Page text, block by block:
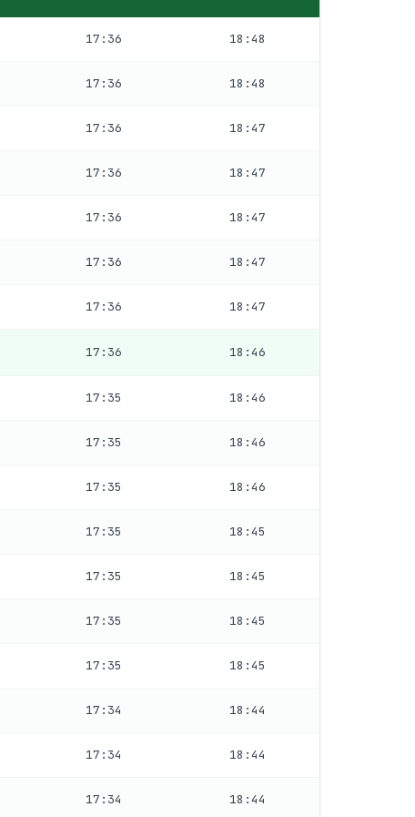
17:36 18:48
17:36 18:48
17:36 18:47
17:36 18:47
17:36 18:47
17:36 18:47
17:36 18:47
17:36 18:46
17:35 18:46
17:35 18:46
17:35 18:46
17:35 18:45
17:35 18:45
17:35 18:45
17:35 18:45
17:34 18:44
17:34 18:44
17:34 18:44